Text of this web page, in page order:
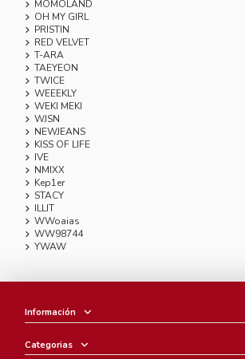
MOMOLAND
OH MY GIRL
PRISTIN
RED VELVET
T-ARA
TAEYEON
TWICE
WEEEKLY
WEKI MEKI
WJSN
NEWJEANS
KISS OF LIFE
IVE
NMIXX
Kep1er
STACY
ILLIT
WWoaias
WW98744
YWAW
Información
Categorias